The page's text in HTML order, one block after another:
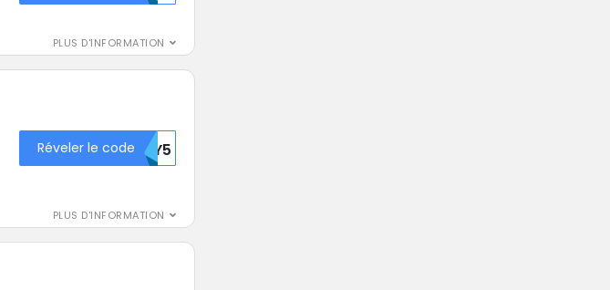
PLUS D'INFORMATION
PLUS D'INFORMATION
Réveler le codeMTY5